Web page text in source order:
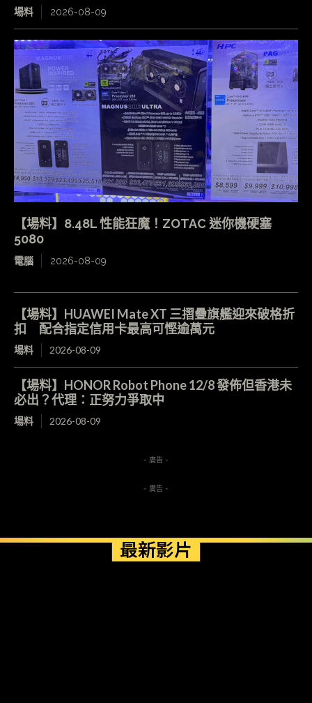
場料 2026-08-09
【場料】8.48L 性能狂魔！ZOTAC 迷你機硬塞
5080
電腦 2026-08-09
【場料】HUAWEI Mate XT 三摺疊旗艦迎來破格折
扣 配合指定信用卡最高可慳逾萬元
場料 2026-08-09
【場料】HONOR Robot Phone 12/8 發佈但香港未
必出？代理：正努力爭取中
場料 2026-08-09
- 廣告 -
- 廣告 -
最新影片